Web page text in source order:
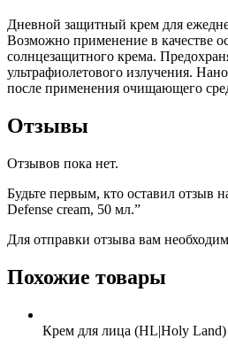
Дневной защитный крем для
Возможно применение в качестве
солнцезащитного крема.
ультрафиолетового излучения.
после применения очищающего
Отзывы
Отзывов пока нет.
Будьте первым, кто оставил отзыв
Defense cream, 50 мл.”
Для отправки отзыва вам
Похожие товары
Крем для лица (HL|Holy Land)